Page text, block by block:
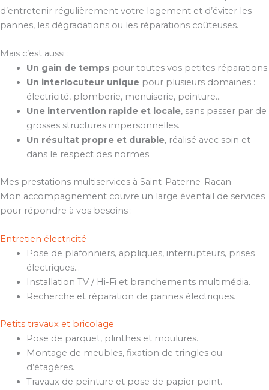
d’entretenir régulièrement votre logement et d’éviter les
pannes, les dégradations ou les réparations coûteuses.
Mais c’est aussi :
Un gain de temps pour toutes vos petites réparations.
Un interlocuteur uniquepour plusieurs domaines :
électricité, plomberie, menuiserie, peinture…
Une intervention rapide et locale, sans passer par de
grosses structures impersonnelles.
Un résultat propre et durable, réalisé avec soin et
dans le respect des normes.
Mes prestations multiservices à Saint-Paterne-Racan
Mon accompagnement couvre un large éventail de services
pour répondre à vos besoins :
Entretien électricité
Pose de plafonniers, appliques, interrupteurs, prises
électriques…
Installation TV / Hi-Fi et branchements multimédia.
Recherche et réparation de pannes électriques.
Petits travaux et bricolage
Pose de parquet, plinthes et moulures.
Montage de meubles, fixation de tringles ou
d’étagères.
Travaux de peinture et pose de papier peint.